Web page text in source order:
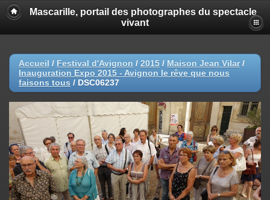
Mascarille, portail des photographes du spectacle
vivant
Accueil / Festival d'Avignon / 2015 / Maison Jean Vilar/
Inauguration Expo 2015 - Avignon le rêve que nous
faisons tous / DSC06237